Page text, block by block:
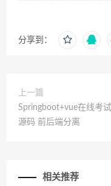
分享到：
上一篇
Springboot+vue在线考
源码 前后端分离
相关推荐